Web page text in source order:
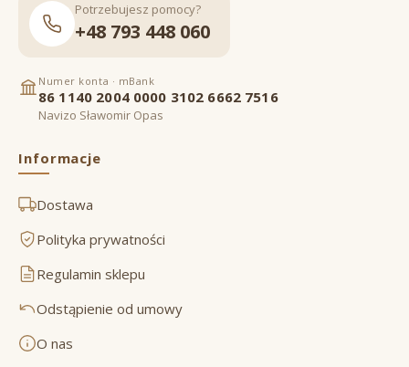
Potrzebujesz pomocy?
+48 793 448 060
Numer konta · mBank
86 1140 2004 0000 3102 6662 7516
Navizo Sławomir Opas
Informacje
Dostawa
Polityka prywatności
Regulamin sklepu
Odstąpienie od umowy
O nas